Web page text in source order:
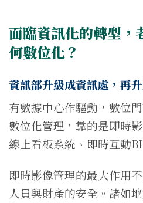
面臨資訊化的轉型，
何數位化？
資訊部升級成資訊處，再
有數據中心作驅動，數位
數位化管理，靠的是即時
線上看板系統、即時互動
即時影像管理的最大作用
人員與財產的安全。諸如